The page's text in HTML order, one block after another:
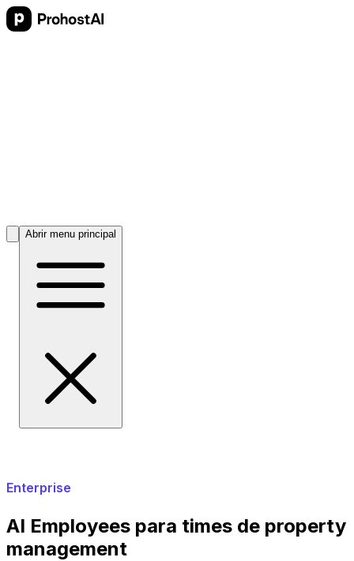
Abrir menu principal
Enterprise
AI Employees para times de property
management